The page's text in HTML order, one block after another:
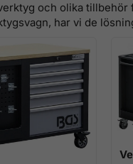
och olika
har vi de